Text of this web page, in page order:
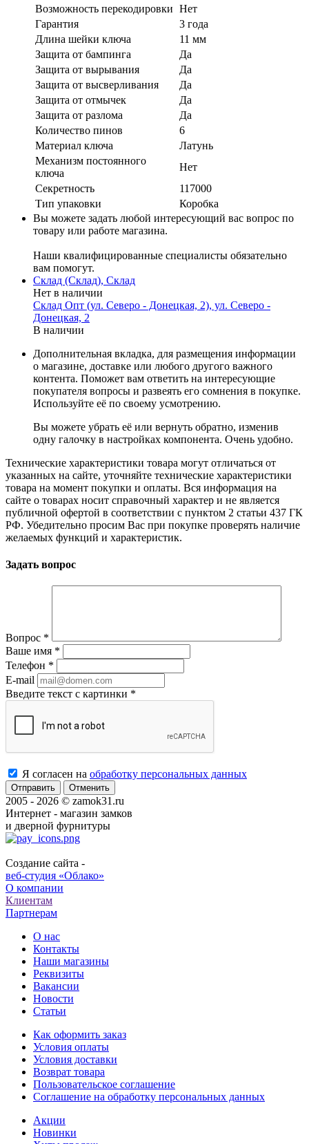
Возможность перекодировки Нет
Гарантия
3 года
Длина шейки ключа
11 мм
Защита от бампинга
Да
Защита от вырывания
Да
Защита от высверливания
Да
Защита от отмычек
Да
Защита от разлома
Да
Количество пинов
6
Материал ключа
Латунь
Механизм постоянного
ключа
Нет
Секретность
117000
Тип упаковки
Коробка
Вы можете задать любой интересующий вас вопрос по
товару или работе магазина.
Наши квалифицированные специалисты обязательно
вам помогут.
Склад (Склад), Склад
Нет в наличии
Склад Опт (ул. Северо - Донецкая, 2), ул. Северо -
Донецкая, 2
В наличии
Дополнительная вкладка, для размещения информации
о магазине, доставке или любого другого важного
контента. Поможет вам ответить на интересующие
покупателя вопросы и развеять его сомнения в покупке.
Используйте её по своему усмотрению.
Вы можете убрать её или вернуть обратно, изменив
одну галочку в настройках компонента. Очень удобно.
Технические характеристики товара могут отличаться от
указанных на сайте, уточняйте технические характеристики
товара на момент покупки и оплаты. Вся информация на
сайте о товарах носит справочный характер и не является
публичной офертой в соответствии с пунктом 2 статьи 437 ГК
РФ. Убедительно просим Вас при покупке проверять наличие
желаемых функций и характеристик.
Задать вопрос
Вопрос *
Ваше имя *
Телефон *
E-mail
Введите текст с картинки *
Я согласен на обработку персональных данных
Отменить
2005 - 2026 © zamok31.ru
Интернет - магазин замков
и дверной фурнитуры
Создание сайта -
веб-студия «Облако»
О компании
Клиентам
Партнерам
О нас
Контакты
Наши магазины
Реквизиты
Вакансии
Новости
Статьи
Как оформить заказ
Условия оплаты
Условия доставки
Возврат товара
Пользовательское соглашение
Соглашение на обработку персональных данных
Акции
Новинки